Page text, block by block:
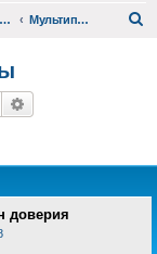
Фильмы для души Мультипликационные фильмы
Поиск
доверия